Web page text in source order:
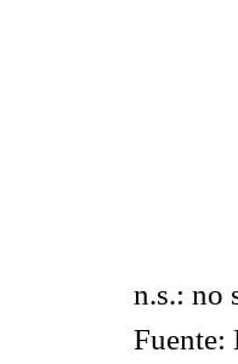
n.s.: no
Fuente: